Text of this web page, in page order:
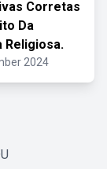
Corretas
Da
Religiosa.
2024